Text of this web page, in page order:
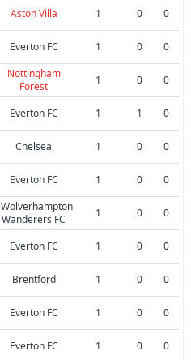
Aston Villa 1 0 0
Everton FC 1 0 0
Nottingham
Forest
1 0
0
Everton FC 1 1 0
Chelsea 1 0 0
Everton FC 1 0 0
Wolverhampton
Wanderers FC
1 0
0
Everton FC 1 0 0
Brentford 1 0
0
Everton FC 1 0 0
Everton FC 1 0 0